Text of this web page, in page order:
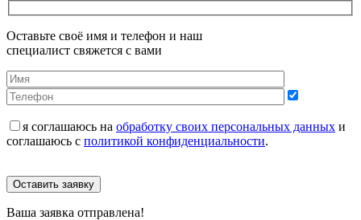
Оставьте своё имя и телефон и наш
специалист свяжется с вами
я соглашаюсь на обработку своих персональных данных и
соглашаюсь с политикой конфиденциальности.
Оставить заявку
Ваша заявка отправлена!